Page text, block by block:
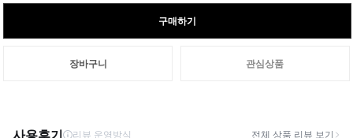
구매하기
장바구니 관심상품